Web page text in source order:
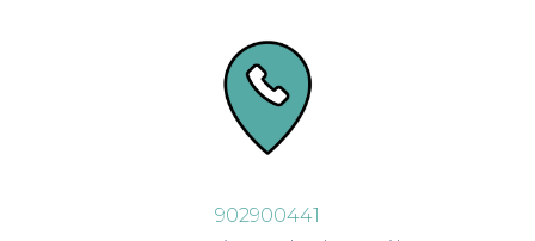
902900441